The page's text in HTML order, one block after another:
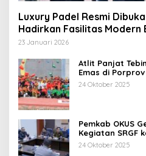
Luxury Padel Resmi
Hadirkan Fasilitas Modern
23 Januari 2026
Atlit Panjat
Emas di Porprov
24 Oktober 2025
Pemkab OKUS
Kegiatan SRGF
Tahun 2025
24 Oktober 2025